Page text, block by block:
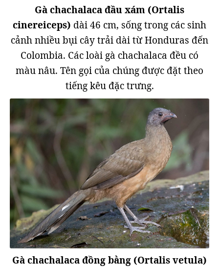
Gà chachalaca đầu xám (Ortalis
cinereiceps) dài 46 cm, sống trong các sinh
cảnh nhiều bụi cây trải dài từ Honduras đến
Colombia. Các loài gà chachalaca đều có
màu nâu. Tên gọi của chúng được đặt theo
tiếng kêu đặc trưng.
Gà chachalaca đồng bằng (Ortalis vetula)